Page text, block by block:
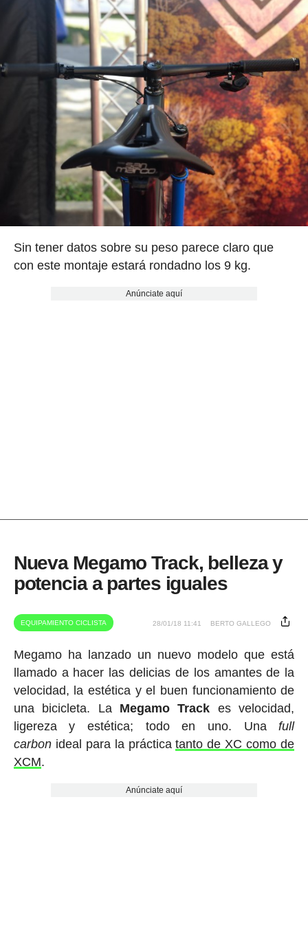
Sin tener datos sobre su peso parece claro que
con este montaje estará rondadno los 9 kg.
Anúnciate aquí
Nueva Megamo Track, belleza y
potencia a partes iguales
EQUIPAMIENTO CICLISTA 28/01/18 11:41 BERTO GALLEGO
Megamo ha lanzado un nuevo modelo que está
llamado a hacer las delicias de los amantes de la
velocidad, la estética y el buen funcionamiento de
una bicicleta. La Megamo Track es velocidad,
ligereza y estética; todo en uno. Unafull
carbon ideal para la prácticatanto de XC como de
XCM.
Anúnciate aquí